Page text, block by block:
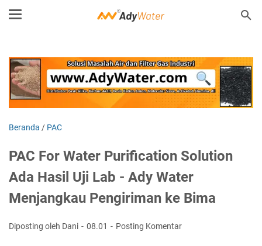
Beranda / PAC
PAC For Water Purification Solution
Ada Hasil Uji Lab - Ady Water
Menjangkau Pengiriman ke Bima
Diposting oleh Dani 08.01 Posting Komentar